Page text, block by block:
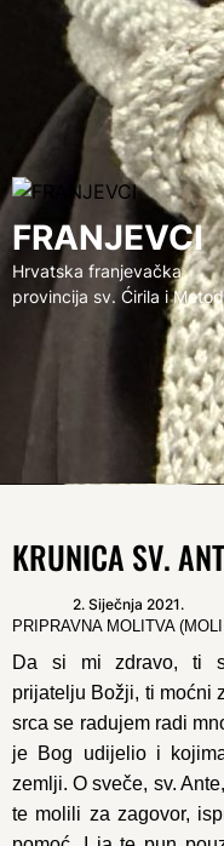
FRANJEVCI
Hrvatska franjevačka
provincija sv. Ćirila i
KRUNICA SV.
2. Siječnja 2021.
PRIPRAVNA MOLITVA
Da si mi zdravo, ti
prijatelju Božji, ti moćni
srca se radujem radi
je Bog udijelio i
zemlji. O sveče, sv.
te molili za zagovor,